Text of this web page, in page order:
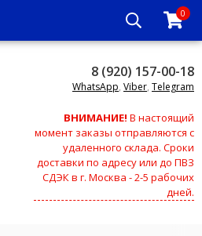
0
8 (920) 157-00-18
WhatsApp, Viber, Telegram
ВНИМАНИЕ! В настоящий
момент заказы отправляются с
удаленного склада. Сроки
доставки по адресу или до ПВЗ
СДЭК в г. Москва - 2-5 рабочих
дней.